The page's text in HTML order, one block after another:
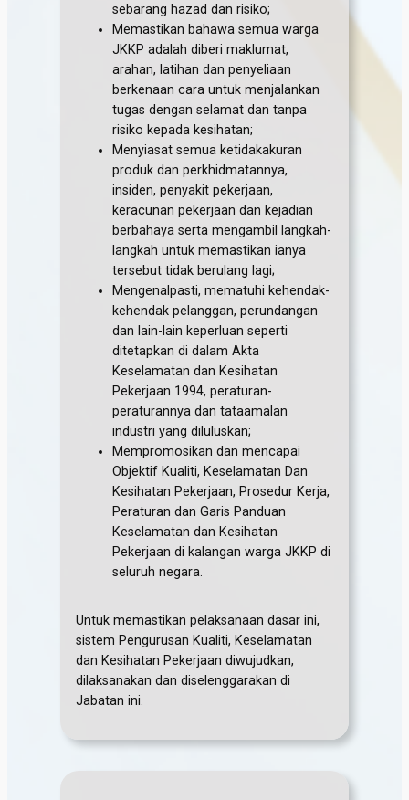
sebarang hazad dan risiko;
Memastikan bahawa semua warga
JKKP adalah diberi maklumat,
arahan, latihan dan penyeliaan
berkenaan cara untuk menjalankan
tugas dengan selamat dan tanpa
risiko kepada kesihatan;
Menyiasat semua ketidakakuran
produk dan perkhidmatannya,
insiden, penyakit pekerjaan,
keracunan pekerjaan dan kejadian
berbahaya serta mengambil langkah-
langkah untuk memastikan ianya
tersebut tidak berulang lagi;
Mengenalpasti, mematuhi kehendak-
kehendak pelanggan, perundangan
dan lain-lain keperluan seperti
ditetapkan di dalam Akta
Keselamatan dan Kesihatan
Pekerjaan 1994, peraturan-
peraturannya dan tataamalan
industri yang diluluskan;
Mempromosikan dan mencapai
Objektif Kualiti, Keselamatan Dan
Kesihatan Pekerjaan, Prosedur Kerja,
Peraturan dan Garis Panduan
Keselamatan dan Kesihatan
Pekerjaan di kalangan warga JKKP di
seluruh negara.
Untuk memastikan pelaksanaan dasar ini,
sistem Pengurusan Kualiti, Keselamatan
dan Kesihatan Pekerjaan diwujudkan,
dilaksanakan dan diselenggarakan di
Jabatan ini.